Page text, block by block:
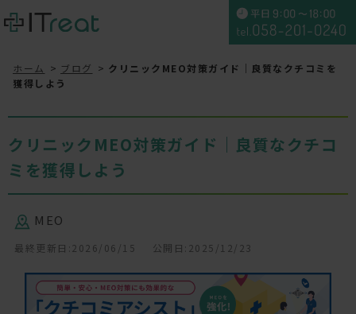
ホーム ブログ
クリニックMEO対策ガイド｜良質なクチコミを
獲得しよう
クリニックMEO対策ガイド｜良質なクチコ
ミを獲得しよう
MEO
最終更新日:2026/06/15 公開日:2025/12/23